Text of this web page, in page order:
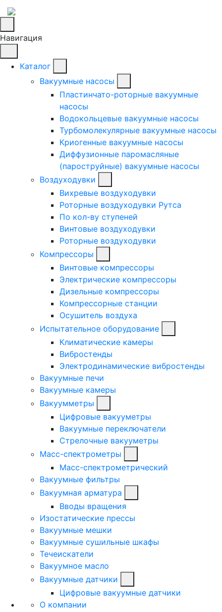
Навигация
Каталог
Вакуумные насосы
Пластинчато-роторные вакуумные
насосы
Водокольцевые вакуумные насосы
Турбомолекулярные вакуумные насосы
Криогенные вакуумные насосы
Диффузионные паромасляные
(пароструйные) вакуумные насосы
Воздуходувки
Вихревые воздуходувки
Роторные воздуходувки Рутса
По кол-ву ступеней
Винтовые воздуходувки
Роторные воздуходувки
Компрессоры
Винтовые компрессоры
Электрические компрессоры
Дизельные компрессоры
Компрессорные станции
Осушитель воздуха
Испытательное оборудование
Климатические камеры
Вибростенды
Электродинамические вибростенды
Вакуумные печи
Вакуумные камеры
Вакуумметры
Цифровые вакууметры
Вакуумные переключатели
Стрелочные вакууметры
Масс-спектрометры
Масс-спектрометрический
Вакуумные фильтры
Вакуумная арматура
Вводы вращения
Изостатические прессы
Вакуумные мешки
Вакуумные сушильные шкафы
Течеискатели
Вакуумное масло
Вакуумные датчики
Цифровые вакуумные датчики
О компании